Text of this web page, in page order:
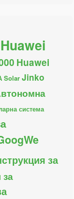
Huawei
Huawei
Solar Jinko
система
за
за